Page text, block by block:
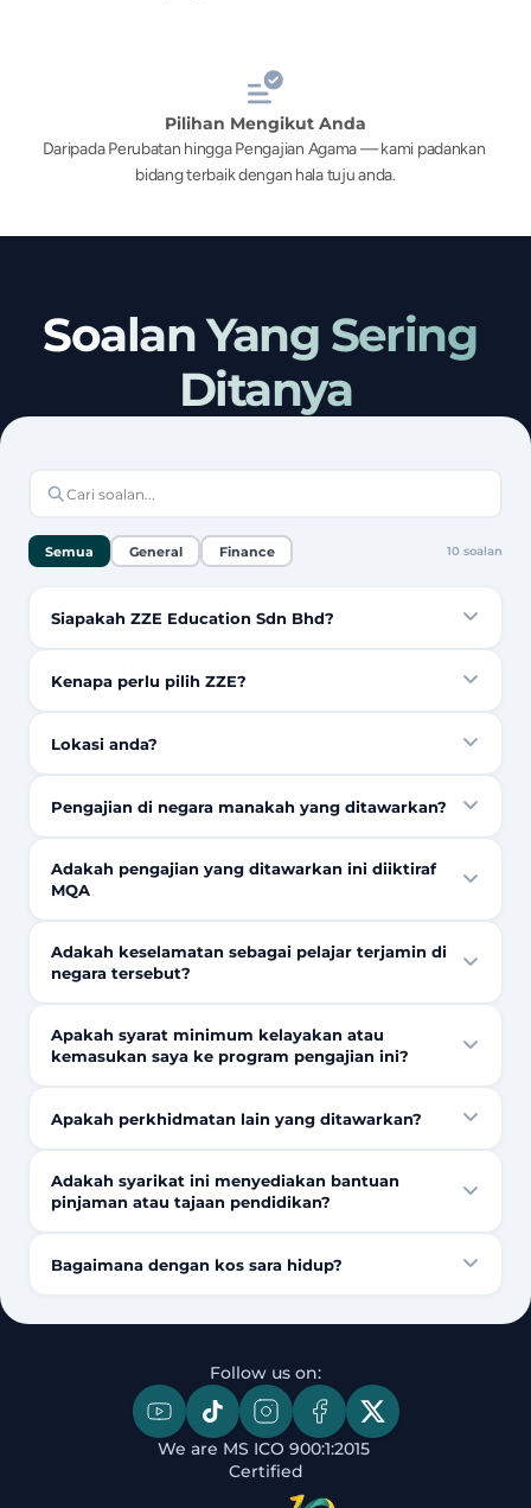
Pilihan Mengikut Anda
Daripada Perubatan hingga Pengajian Agama — kami padankan
bidang terbaik dengan hala tuju anda.
Soalan Yang Sering
Ditanya
Semua General Finance 10 soalan
Siapakah ZZE Education Sdn Bhd?
Kenapa perlu pilih ZZE?
Lokasi anda?
Pengajian di negara manakah yang ditawarkan?
Adakah pengajian yang ditawarkan ini diiktiraf
MQA
Adakah keselamatan sebagai pelajar terjamin di
negara tersebut?
Apakah syarat minimum kelayakan atau
kemasukan saya ke program pengajian ini?
Apakah perkhidmatan lain yang ditawarkan?
Adakah syarikat ini menyediakan bantuan
pinjaman atau tajaan pendidikan?
Bagaimana dengan kos sara hidup?
Follow us on:
We are MS ICO 900:1:2015
Certified